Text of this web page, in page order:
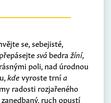
se, sebejisté,
svá bedra žíní,
poli, nad úrodnou
kdevyroste trnía
radosti rozjařeného
ruch opustí